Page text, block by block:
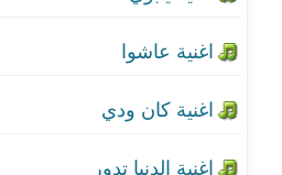
اغنية تفنن
اغنية كشفوا سر الهوي